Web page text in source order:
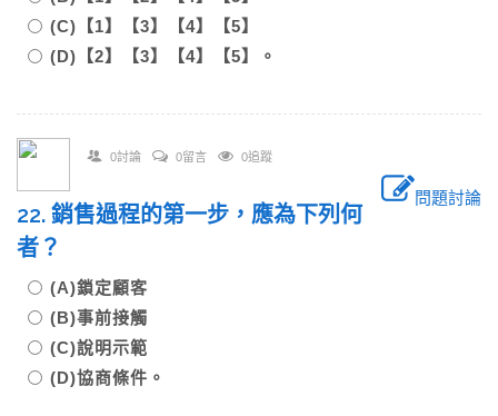
(C)【1】【3】【4】【5】
(D)【2】【3】【4】【5】。
0討論 0留言 0追蹤
問題討論
22. 銷售過程的第一步，應為下列何
者？
(A)鎖定顧客
(B)事前接觸
(C)說明示範
(D)協商條件。